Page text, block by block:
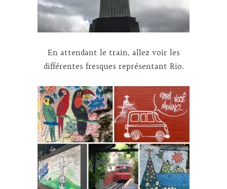
En attendant le train, allez voir les
différentes fresques représentant Rio.